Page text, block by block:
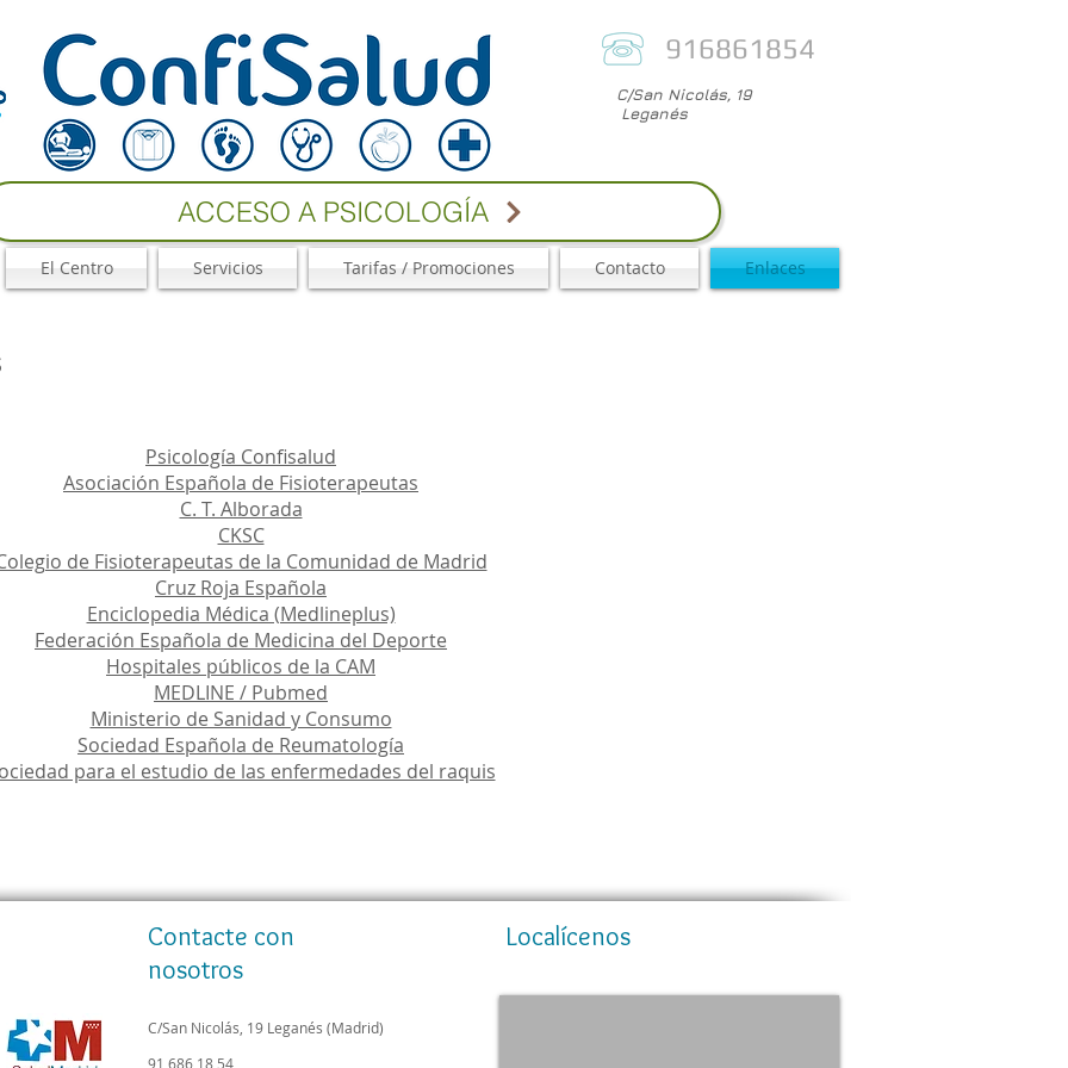
916861854
C/San Nicolás, 19
Leganés
ACCESO A PSICOLOGÍA
El Centro Servicios Tarifas / Promociones Contacto Enlaces
Psicología Confisalud
Asociación Española de Fisioterapeutas
C. T. Alborada
CKSC
de Fisioterapeutas de la Comunidad de Madrid
Cruz Roja Española
Enciclopedia Médica (Medlineplus)
Federación Española de Medicina del Deporte
Hospitales públicos de la CAM
MEDLINE / Pubmed
Ministerio de Sanidad y Consumo
Sociedad Española de Reumatología
para el estudio de las enfermedades del raquis
Contacte con
nosotros
C/San Nicolás, 19 Leganés (Madrid)
91 686 18 54
Localícenos